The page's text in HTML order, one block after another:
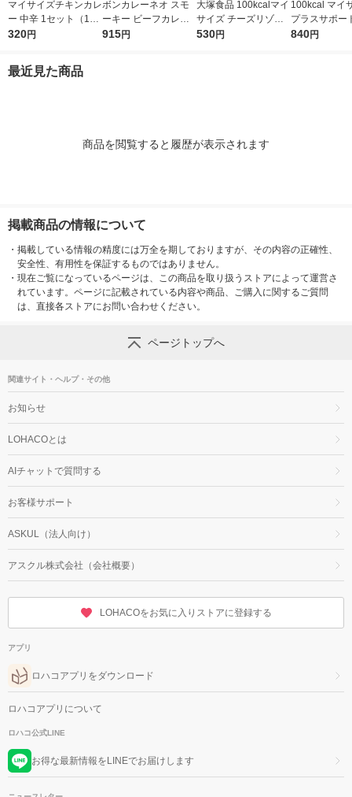
マイサイズチキンカレ
ー 中辛 1セット（1個
（100g）×2） 100k
320円
ボンカレーネオ スモ
ーキー ビーフカレー
薫りとコク 辛口 1セ
915円
大塚食品 100kcalマイ
サイズ チーズリゾッ
トの素86g3個 カロリ
530円
100kcal マイ
プラスサポー
g ビーフカレ
840円
最近見た商品
商品を閲覧すると履歴が表示されます
掲載商品の情報について
・ 掲載している情報の精度には万全を期しておりますが、その内容の正確性、
安全性、有用性を保証するものではありません。
・ 現在ご覧になっているページは、この商品を取り扱うストアによって運営さ
れています。ページに記載されている内容や商品、ご購入に関するご質問
は、直接各ストアにお問い合わせください。
ページトップへ
関連サイト・ヘルプ・その他
お知らせ
LOHACOとは
AIチャットで質問する
お客様サポート
ASKUL（法人向け）
アスクル株式会社（会社概要）
LOHACOをお気に入りストアに登録する
アプリ
ロハコアプリをダウンロード
ロハコアプリについて
ロハコ公式LINE
お得な最新情報をLINEでお届けします